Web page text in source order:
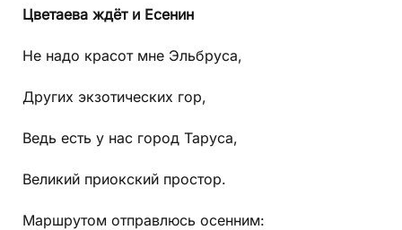
Цветаева ждёт и Есенин
Не надо красот мне Эльбруса,
Других экзотических гор,
Ведь есть у нас город Таруса,
Великий приокский простор.
Маршрутом отправлюсь осенним: